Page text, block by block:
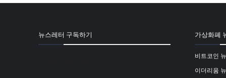
뉴스레터 구독하기 가상화폐
비트코인
이더리움